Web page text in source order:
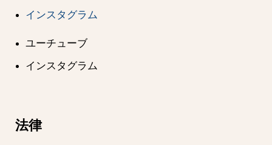
インスタグラム
ユーチューブ
インスタグラム
法律